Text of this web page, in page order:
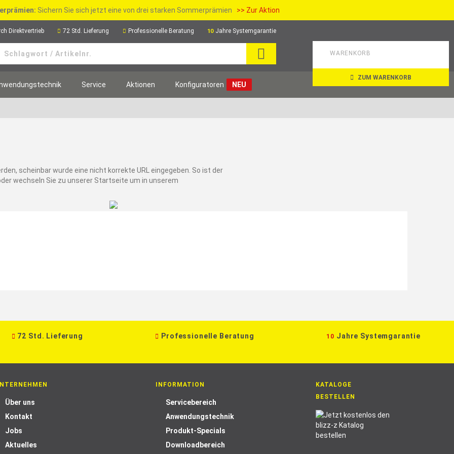
Sichern Sie sich jetzt eine von drei starken Sommerprämien >> Zur Aktion
Direktvertrieb 72 Std. Lieferung Professionelle Beratung 10 Jahre Systemgarantie
WARENKORB
ZUM WARENKORB
Service Aktionen Konfiguratoren NEU
scheinbar wurde eine nicht korrekte URL eingegeben. So ist der
wechseln Sie zu unserer Startseite um in unserem
72 Std. Lieferung Professionelle Beratung 10 Jahre Systemgarantie
Über uns
Kontakt
Jobs
Aktuelles
INFORMATION
Servicebereich
Anwendungstechnik
Produkt-Specials
Downloadbereich
KATALOGE
BESTELLEN